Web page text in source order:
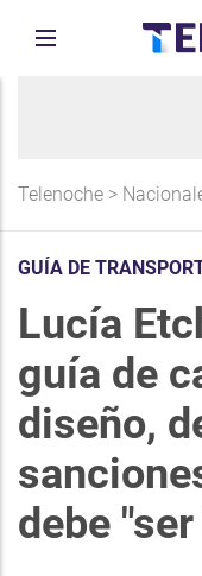
Telenoche >
GUÍA DE
Lucía
guía de
diseño,
debe